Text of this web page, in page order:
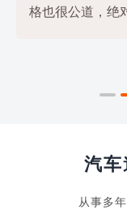
格也很公道，绝
汽
从事多